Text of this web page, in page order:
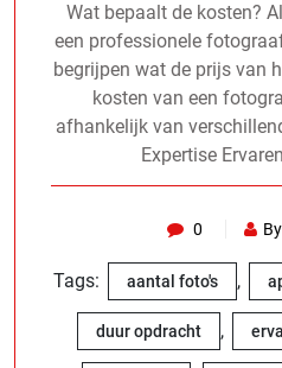
Wat bepaalt de kosten?
een professionele
begrijpen wat de prijs van
kosten van een
afhankelijk van
Expertise
0
Tags: aantal foto's ,
duur opdracht ,